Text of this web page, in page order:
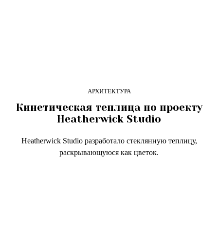
АРХИТЕКТУРА
Кинетическая теплица по проекту
Heatherwick Studio
Heatherwick Studio разработало стеклянную теплицу,
раскрывающуюся как цветок.